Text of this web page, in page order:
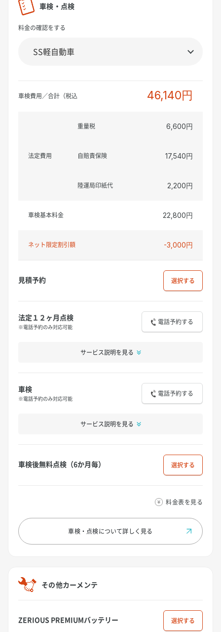
車検・点検
料金の確認をする
車検費用／合計（税込 46,140円
法定費用
重量税 6,600円
自賠責保険 17,540円
陸運局印紙代 2,200円
車検基本料金 22,800円
ネット限定割引額 -3,000円
見積予約 選択
法定１２ヶ月点検
※電話予約のみ対応可能
電話予約する
サービス説明を見る
車検
※電話予約のみ対応可能
電話予約する
サービス説明を見る
車検後無料点検（6か月毎） 選択
料金表を見る
車検・点検について詳しく見る
その他カーメンテ
ZERIOUS PREMIUMバッテリー 選択